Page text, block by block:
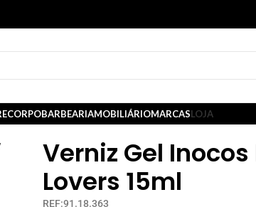
CORPOBARBEARIAMOBILIÁRIOMARCASLOJA
Verniz Gel
Lovers 15ml
REF:91.18.363